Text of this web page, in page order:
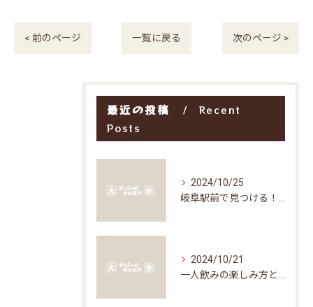
< 前のページ 一覧に戻る 次のページ >
最近の投稿
Recent
Posts
2024/10/25
2024/10/21